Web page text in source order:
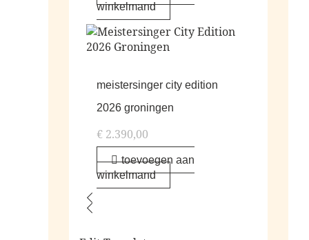
winkelmand
meistersinger city edition
2026 groningen
€ 2.390,00
toevoegen aan
winkelmand